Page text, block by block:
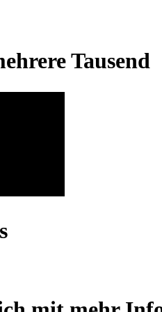
Tausend